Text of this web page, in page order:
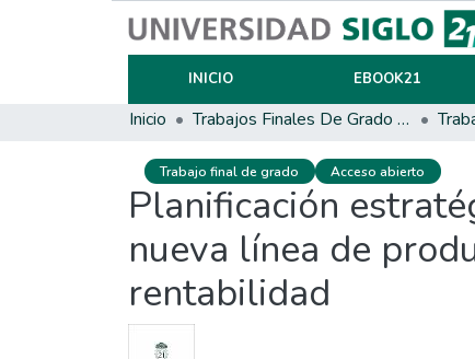
INICIO EBOOK21
Inicio Trabajos Finales De Grado Y Posgrado
Trabajo final de grado Acceso abierto
Planificación
nueva línea de
rentabilidad